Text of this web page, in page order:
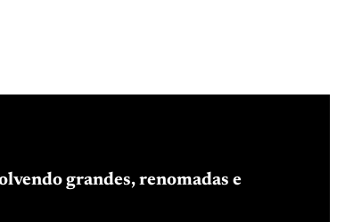
grandes, renomadas e